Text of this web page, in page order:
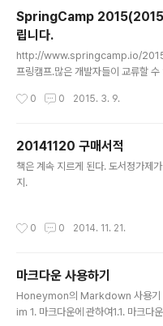
SpringCamp
립니다.
http://www.springcamp.io/
프링캠프.많은 개발자들이 교류할
0 0 2015. 3. 9.
20141120 구매서적
책은 계속 지르게 된다. 도서정가제
지.
0 0 2014. 11. 21.
마크다운 사용하기
Honeymon의 Markdown 사용기
im 1. 마크다운에 관하여1.1. 마크